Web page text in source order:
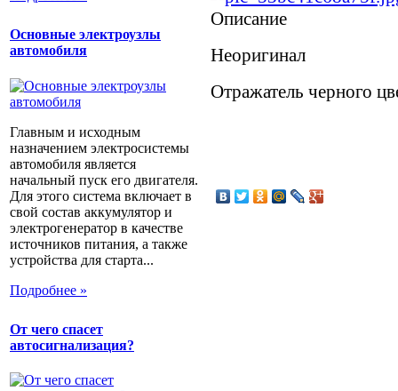
Основные электроузлы
автомобиля
Главным и исходным
назначением электросистемы
автомобиля является
начальный пуск его двигателя.
Для этого система включает в
свой состав аккумулятор и
электрогенератор в качестве
источников питания, а также
устройства для старта...
Подробнее »
От чего спасет
автосигнализация?
Описание
Неоригинал
Отражатель черного